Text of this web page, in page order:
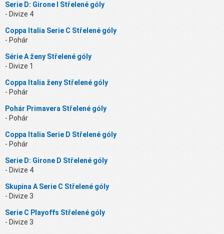
Serie D: Girone I Střelené góly
- Divize 4
Coppa Italia Serie C Střelené góly
- Pohár
Série A ženy Střelené góly
- Divize 1
Coppa Italia ženy Střelené góly
- Pohár
Pohár Primavera Střelené góly
- Pohár
Coppa Italia Serie D Střelené góly
- Pohár
Serie D: Girone D Střelené góly
- Divize 4
Skupina A Serie C Střelené góly
- Divize 3
Serie C Playoffs Střelené góly
- Divize 3